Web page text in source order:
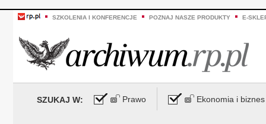
SZKOLENIA I KONFERENCJE POZNAJ NASZE PRODUKTY E-
SZUKAJ W: Prawo Ekonomia i biznes